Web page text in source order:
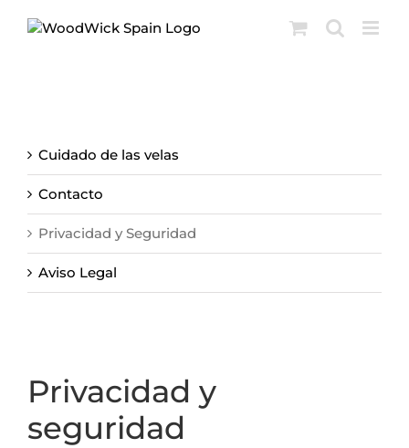
Cuidado de las velas
Contacto
Privacidad y Seguridad
Aviso Legal
Privacidad y
seguridad